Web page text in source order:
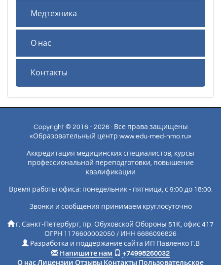
Медтехника
О нас
Контакты
Copyright © 2016 - 2026 · Все права защищены
«Образовательный центр www.edu-med-nmo.ru»
Аккредитация медицинских специалистов, курсы
профессиональной переподготовки, повышение
квалификации
Время работы офиса: понедельник - пятница, с 9:00 до 18:00.
Звонки и сообщения принимаем круглосуточно
г. Санкт-Петербург, пр. Обуховской Обороны 51К, офис 417
ОГРН 1176600002050 / ИНН 6686096826
Разработка и поддержание сайта ИП Павленко Г.В
Напишите нам
+74998260032
О нас Лицензии Отзывы Контакты Пользовательское